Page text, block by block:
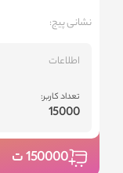
نشانی پیج:
اطلاعات
تعداد کاربر:
15000
150000ت